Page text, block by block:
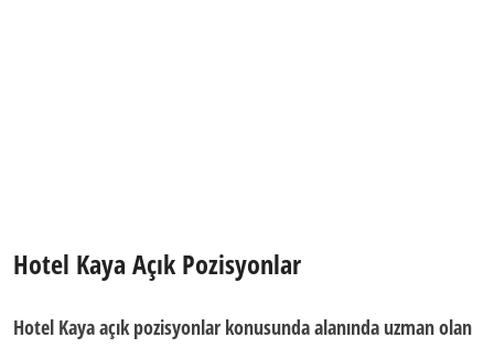
Hotel Kaya Açık Pozisyonlar
Hotel Kaya açık pozisyonlar konusunda alanında uzman olan